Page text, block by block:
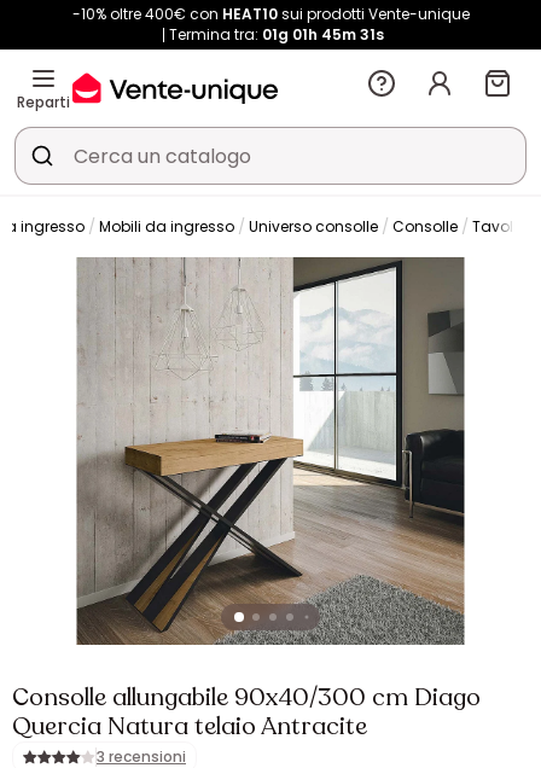
-10% oltre 400€ con HEAT10sui prodotti Vente-unique
Termina tra: 01g 01h 45m 31s
Reparti
ingresso Mobili da ingresso Universo consolle Consolle Tavolo
Consolle allungabile 90x40/300 cm Diago
Quercia Natura telaio Antracite
3 recensioni